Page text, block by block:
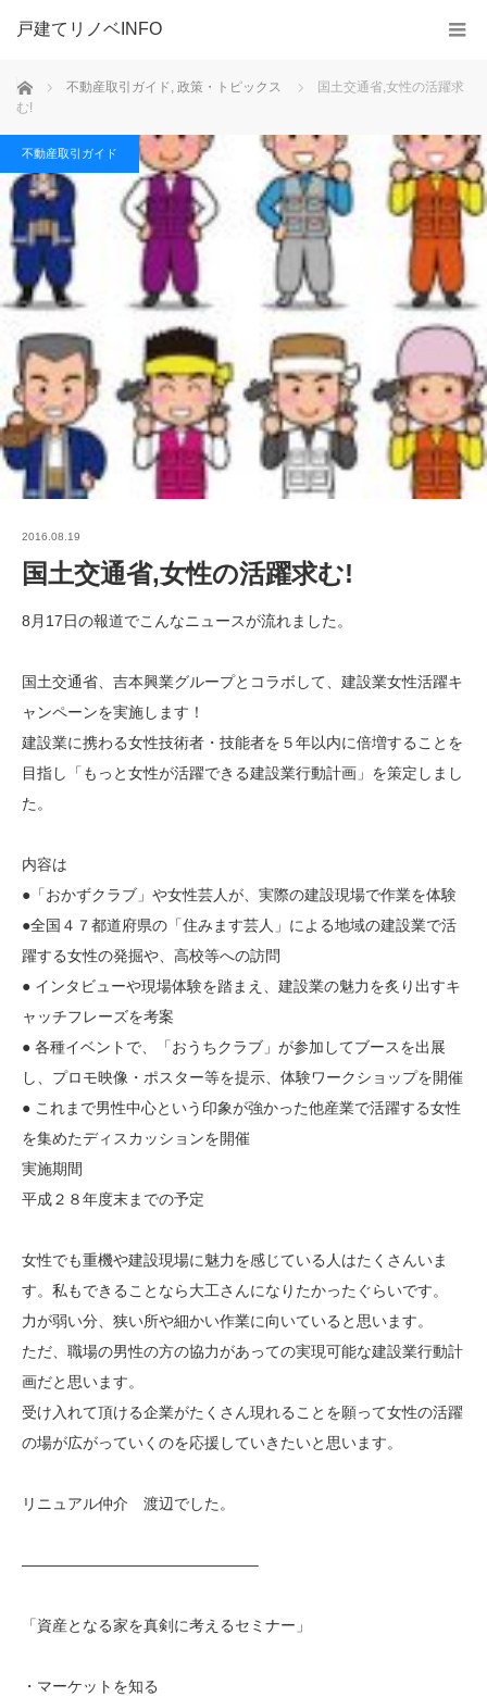
戸建てリノベINFO
ホーム 不動産取引ガイド, 政策・トピックス
国土交通省,女性の活躍求
む!
不動産取引ガイド
2016.08.19
国土交通省,女性の活躍求む!
8月17日の報道でこんなニュースが流れました。
国土交通省、吉本興業グループとコラボして、建設業女性活躍キ
ャンペーンを実施します！
建設業に携わる女性技術者・技能者を５年以内に倍増することを
目指し「もっと女性が活躍できる建設業行動計画」を策定しまし
た。
内容は
●「おかずクラブ」や女性芸人が、実際の建設現場で作業を体験
●全国４７都道府県の「住みます芸人」による地域の建設業で活
躍する女性の発掘や、高校等への訪問
● インタビューや現場体験を踏まえ、建設業の魅力を炙り出すキ
ャッチフレーズを考案
● 各種イベントで、「おうちクラブ」が参加してブースを出展
し、プロモ映像・ポスター等を提示、体験ワークショップを開催
● これまで男性中心という印象が強かった他産業で活躍する女性
を集めたディスカッションを開催
実施期間
平成２８年度末までの予定
女性でも重機や建設現場に魅力を感じている人はたくさんいま
す。私もできることなら大工さんになりたかったぐらいです。
力が弱い分、狭い所や細かい作業に向いていると思います。
ただ、職場の男性の方の協力があっての実現可能な建設業行動計
画だと思います。
受け入れて頂ける企業がたくさん現れることを願って女性の活躍
の場が広がっていくのを応援していきたいと思います。
リニュアル仲介 渡辺でした。
———————————————–
「資産となる家を真剣に考えるセミナー」
・マーケットを知る